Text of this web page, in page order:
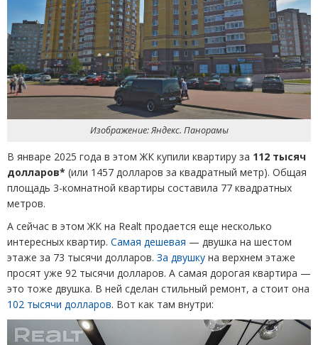
Изображение: Яндекс. Панорамы
В январе 2025 года в этом ЖК купили квартиру за 112 тысяч
долларов* (или 1457 долларов за квадратный метр). Общая
площадь 3-комнатной квартиры составила 77 квадратных
метров.
А сейчас в этом ЖК на Realt продается еще несколько
интересных квартир. Самая дешевая — двушка на шестом
этаже за 73 тысячи долларов. За двушку на верхнем этаже
просят уже 92 тысячи долларов. А самая дорогая квартира —
это тоже двушка. В ней сделан стильный ремонт, а стоит она
102 тысячи долларов. Вот как там внутри: